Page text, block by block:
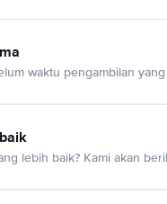
waktu pengambilan
lebih baik? Kami akan